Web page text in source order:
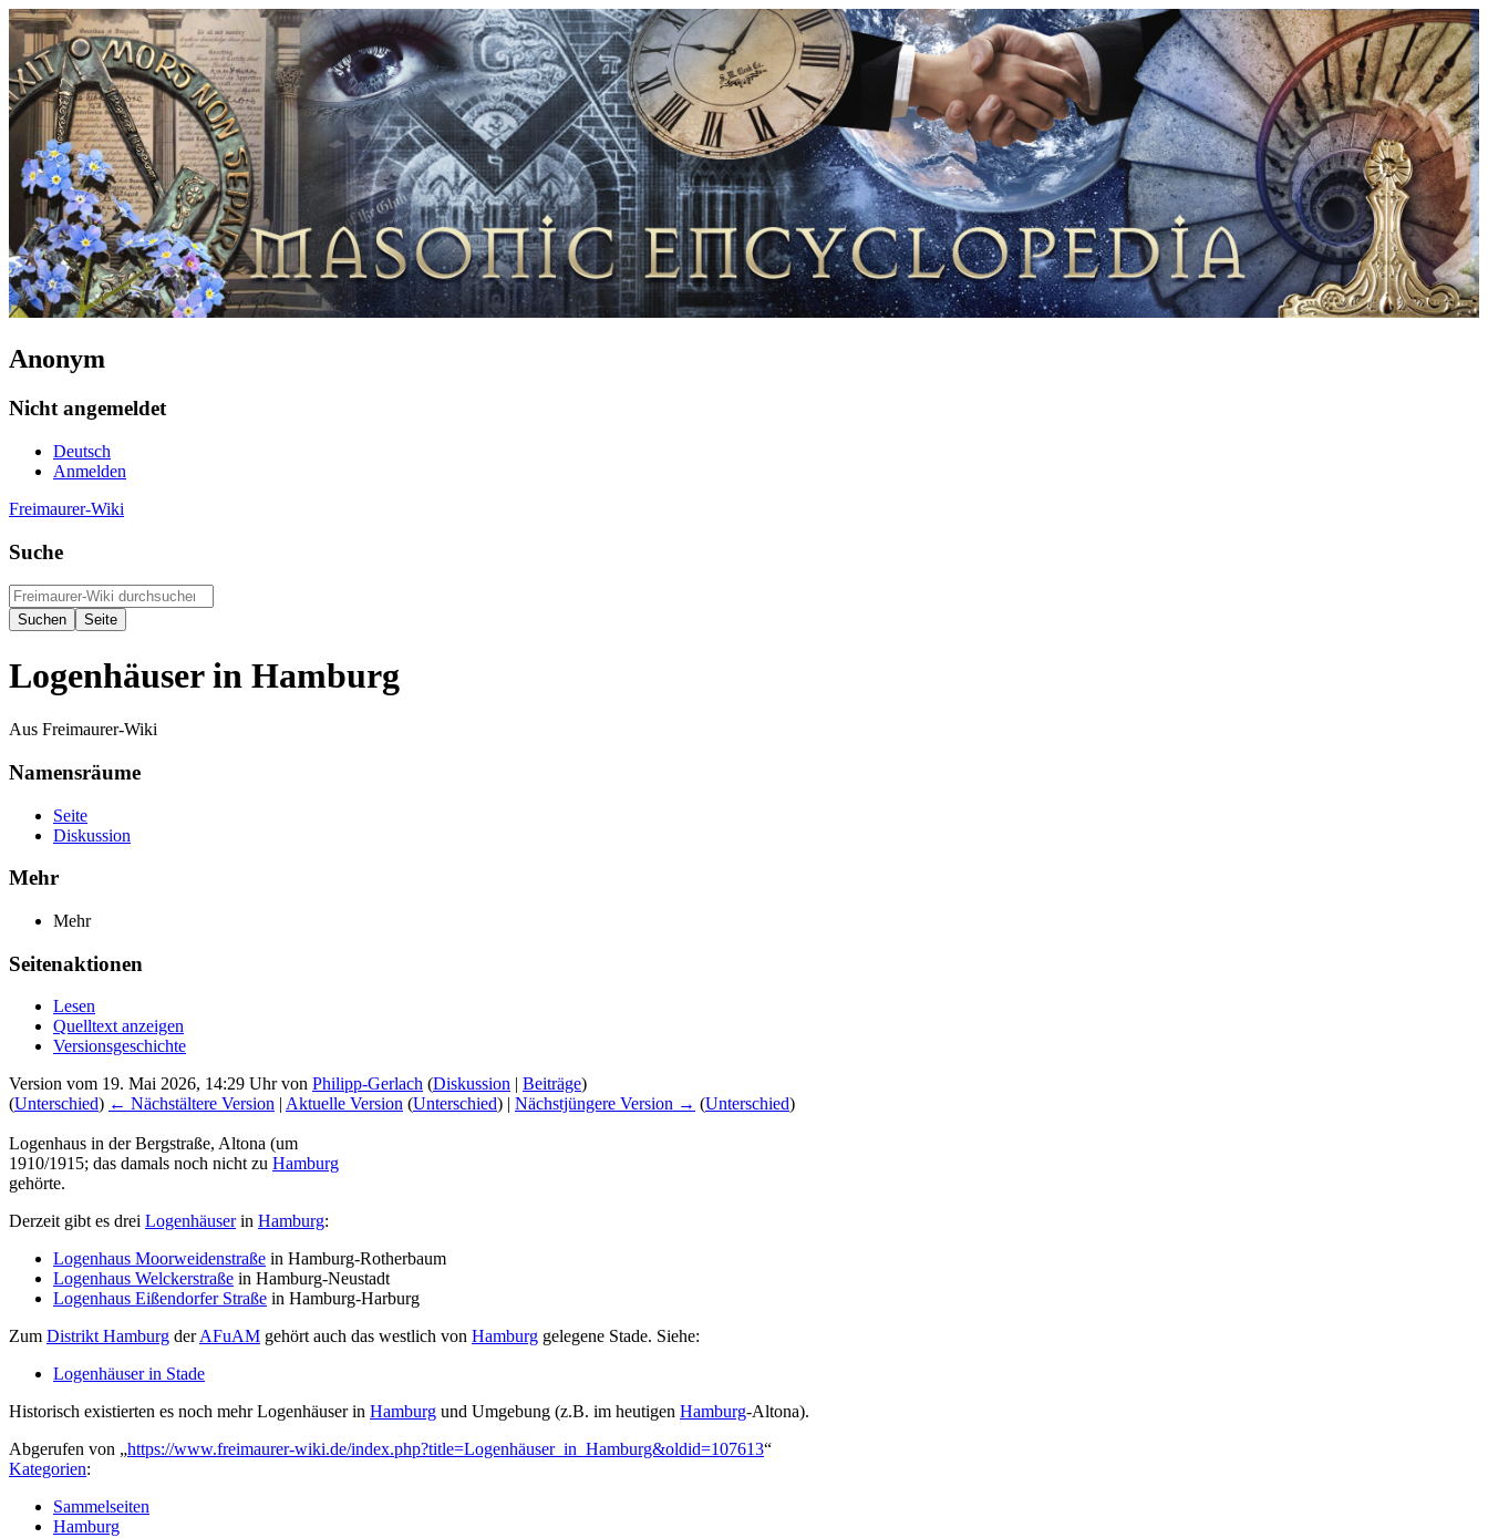
Anonym
Nicht angemeldet
Deutsch
Anmelden
Freimaurer-Wiki
Suche
Logenhäuser in Hamburg
Aus Freimaurer-Wiki
Namensräume
Seite
Diskussion
Mehr
Mehr
Seitenaktionen
Lesen
Quelltext anzeigen
Versionsgeschichte
Version vom 19. Mai 2026, 14:29 Uhr von Philipp-Gerlach (Diskussion Beiträge)
(Unterschied) ← Nächstältere Version Aktuelle Version (Unterschied) | Nächstjüngere Version → (Unterschied)
Logenhaus in der Bergstraße, Altona (um
1910/1915; das damals noch nicht zu Hamburg
gehörte.
Derzeit gibt es drei Logenhäuserin Hamburg:
Logenhaus Moorweidenstraße in Hamburg-Rotherbaum
Logenhaus Welckerstraße in Hamburg-Neustadt
Logenhaus Eißendorfer Straße in Hamburg-Harburg
Zum Distrikt Hamburg derAFuAM gehört auch das westlich von Hamburg gelegene Stade. Siehe:
Logenhäuser in Stade
Historisch existierten es noch mehr Logenhäuser in Hamburg und Umgebung (z.B. im heutigen Hamburg-Altona).
Abgerufen von „https://www.freimaurer-wiki.de/index.php?title=Logenhäuser_in_Hamburg&oldid=107613“
Kategorien:
Sammelseiten
Hamburg